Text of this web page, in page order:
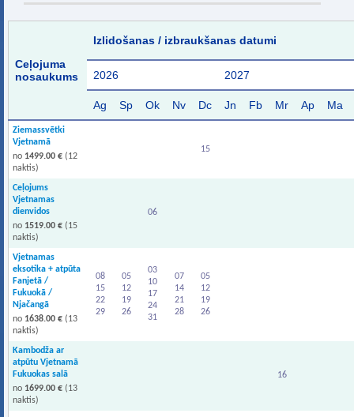
Ceļojuma
nosaukums
Izlidošanas / izbraukšanas datumi
2026 2027
Ag Sp Ok Nv Dc Jn Fb Mr Ap Ma
Ziemassvētki
Vjetnamā
no 1499.00 € (12
naktis)
15
Ceļojums
Vjetnamas
dienvidos
no 1519.00 € (15
naktis)
06
Vjetnamas
eksotika + atpūta
Fanjetā /
Fukuokā /
Njačangā
no 1638.00 € (13
naktis)
08
15
22
29
05
12
19
26
03
10
17
24
31
07
14
21
28
05
12
19
26
Kambodža ar
atpūtu Vjetnamā
Fukuokas salā
no 1699.00 € (13
naktis)
16